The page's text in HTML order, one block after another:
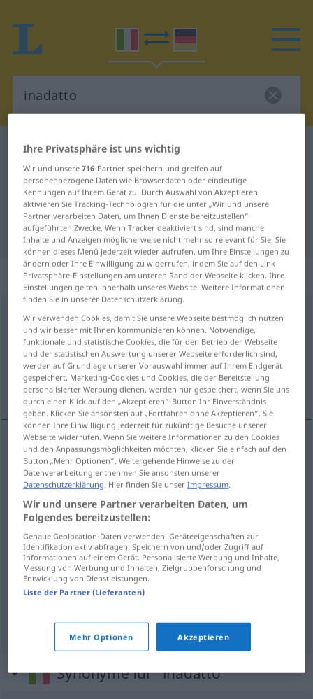
Italienisch-Deutsch Wörterbuch
Italienisch-Deutsch Übersetzung
für "inadatto"
"inadatto" Deutsch Übersetzung
„inadatto“: aggettivo
inadatto [inaˈdatto] adj
Übersicht aller Übersetzungen
(Für mehr Details die Übersetzung anklicken/antippen)
unpassend
Beispiele
inadatto aqn
für jemanden
inadattoper(oda)qc
ungeeignetzu (odfür)etwas
unpassend inadattoinopportuno
Synonyme für "inadatto"
Ihre Privatsphäre ist uns wichtig
Wir und unsere716-Partner speichern und greifen auf
personenbezogene Daten wie Browserdaten oder eindeutige
Kennungen auf Ihrem Gerät zu. Durch Auswahl von Akzeptieren
aktivieren Sie Tracking-Technologien für die unter „Wir und unsere
Partner verarbeiten Daten, um Ihnen Dienste bereitzustellen“
aufgeführten Zwecke. Wenn Tracker deaktiviert sind, sind manche
Inhalte und Anzeigen möglicherweise nicht mehr so relevant für Sie. Sie
können dieses Menü jederzeit wieder aufrufen, um Ihre Einstellungen zu
ändern oder Ihre Einwilligung zu widerrufen, indem Sie auf den Link
Privatsphäre-Einstellungen am unteren Rand der Webseite klicken. Ihre
Einstellungen gelten innerhalb unseres Website. Weitere Informationen
finden Sie in unserer Datenschutzerklärung.
Wir verwenden Cookies, damit Sie unsere Webseite bestmöglich nutzen
und wir besser mit Ihnen kommunizieren können. Notwendige,
funktionale und statistische Cookies, die für den Betrieb der Webseite
und der statistischen Auswertung unserer Webseite erforderlich sind,
werden auf Grundlage unserer Vorauswahl immer auf Ihrem Endgerät
gespeichert. Marketing-Cookies und Cookies, die der Bereitstellung
personalisierter Werbung dienen, werden nur gespeichert, wenn Sie uns
durch einen Klick auf den „Akzeptieren“-Button Ihr Einverständnis
geben. Klicken Sie ansonsten auf „Fortfahren ohne Akzeptieren“. Sie
können Ihre Einwilligung jederzeit für zukünftige Besuche unserer
Webseite widerrufen. Wenn Sie weitere Informationen zu den Cookies
und den Anpassungsmöglichkeiten möchten, klicken Sie einfach auf den
Button „Mehr Optionen“. Weitergehende Hinweise zu der
Datenverarbeitung entnehmen Sie ansonsten unserer
Datenschutzerklärung. Hier finden Sie unserImpressum.
Wir und unsere Partner verarbeiten Daten, um
Folgendes bereitzustellen:
Genaue Geolocation-Daten verwenden. Geräteeigenschaften zur
Identifikation aktiv abfragen. Speichern von und/oder Zugriff auf
Informationen auf einem Gerät. Personalisierte Werbung und Inhalte,
Messung von Werbung und Inhalten, Zielgruppenforschung und
Entwicklung von Dienstleistungen.
Liste der Partner (Lieferanten)
Mehr Optionen Akzeptieren